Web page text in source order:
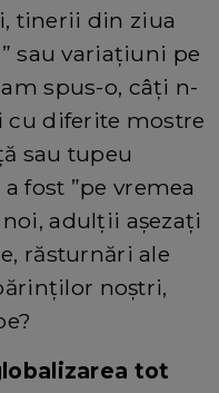
tinerii din ziua
sau variațiuni pe
spus-o, câți n-
diferite mostre
sau tupeu
fost ”pe vremea
adulții așezați
răsturnări ale
noștri,
tot